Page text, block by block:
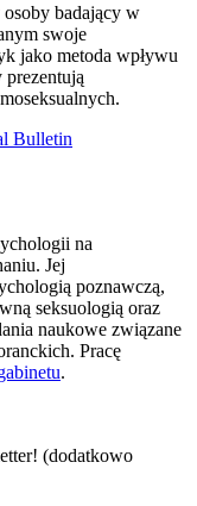
badający w
swoje
jako metoda wpływu
prezentują
Bulletin
na
Jej
poznawczą,
seksuologią oraz
naukowe związane
Pracę
.
(dodatkowo